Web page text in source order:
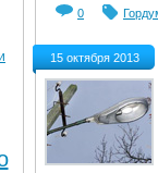
0
15 октября 2013